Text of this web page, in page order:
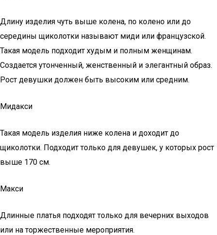
Длину изделия чуть выше колена, по колено или до
середины щиколотки называют миди или французской.
Такая модель подходит худым и полным женщинам.
Создается утонченный, женственный и элегантный образ.
Рост девушки должен быть высоким или средним.
Мидакси
Такая модель изделия ниже колена и доходит до
щиколотки. Подходит только для девушек, у которых рост
выше 170 см.
Макси
Длинные платья подходят только для вечерних выходов
или на торжественные мероприятия.